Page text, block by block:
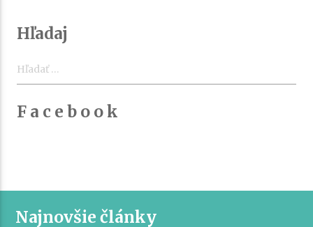
Hľadaj
F a c e b o o k
Najnovšie články